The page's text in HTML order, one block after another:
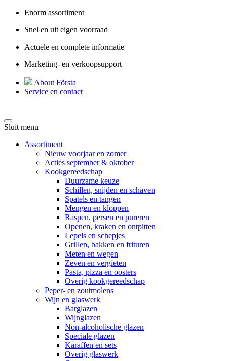
Enorm assortiment
Snel en uit eigen voorraad
Actuele en complete informatie
Marketing- en verkoopsupport
About Första
Service en contact
Sluit menu
Assortiment
Nieuw voorjaar en zomer
Acties september & oktober
Kookgereedschap
Duurzame keuze
Schillen, snijden en schaven
Spatels en tangen
Mengen en kloppen
Raspen, persen en pureren
Openen, kraken en ontpitten
Lepels en schepjes
Grillen, bakken en frituren
Meten en wegen
Zeven en vergieten
Pasta, pizza en oosters
Overig kookgereedschap
Peper- en zoutmolens
Wijn en glaswerk
Barglazen
Wijnglazen
Non-alcoholische glazen
Speciale glazen
Karaffen en sets
Overig glaswerk